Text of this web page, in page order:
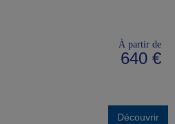
À partir de
640 €
Découvrir